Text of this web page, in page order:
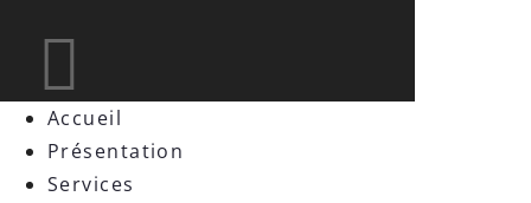
Accueil
Présentation
Services